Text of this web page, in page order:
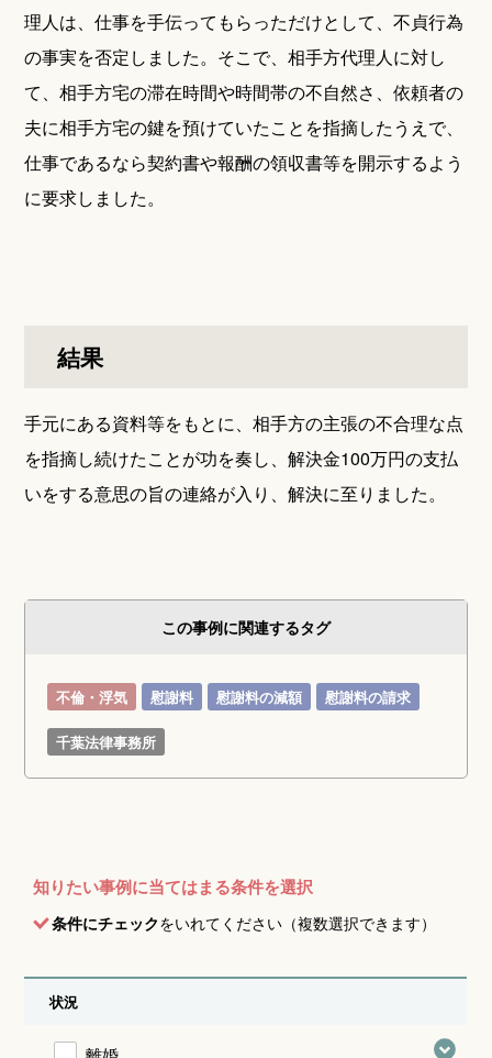
理人は、仕事を手伝ってもらっただけとして、不貞行為
の事実を否定しました。そこで、相手方代理人に対し
て、相手方宅の滞在時間や時間帯の不自然さ、依頼者の
夫に相手方宅の鍵を預けていたことを指摘したうえで、
仕事であるなら契約書や報酬の領収書等を開示するよう
に要求しました。
結果
手元にある資料等をもとに、相手方の主張の不合理な点
を指摘し続けたことが功を奏し、解決金100万円の支払
いをする意思の旨の連絡が入り、解決に至りました。
この事例に関連するタグ
不倫・浮気 慰謝料 慰謝料の減額 慰謝料の請求
千葉法律事務所
知りたい事例に当てはまる条件を選択
条件にチェックをいれてください（複数選択できます）
状況